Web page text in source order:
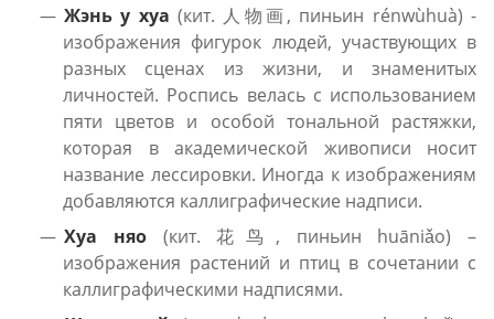
Жэнь у хуа (кит. 人物画, пиньин rénwùhuà) -
изображения фигурок людей, участвующих в
разных сценах из жизни, и знаменитых
личностей. Роспись велась с использованием
пяти цветов и особой тональной растяжки,
которая в академической живописи носит
название лессировки. Иногда к изображениям
добавляются каллиграфические надписи.
Хуа няо(кит. 花鸟, пиньин huāniǎo) –
изображения растений и птиц в сочетании с
каллиграфическими надписями.